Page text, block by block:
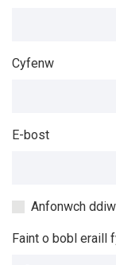
Cyfenw
E-bost
Anfonwch
Faint o bobl eraill